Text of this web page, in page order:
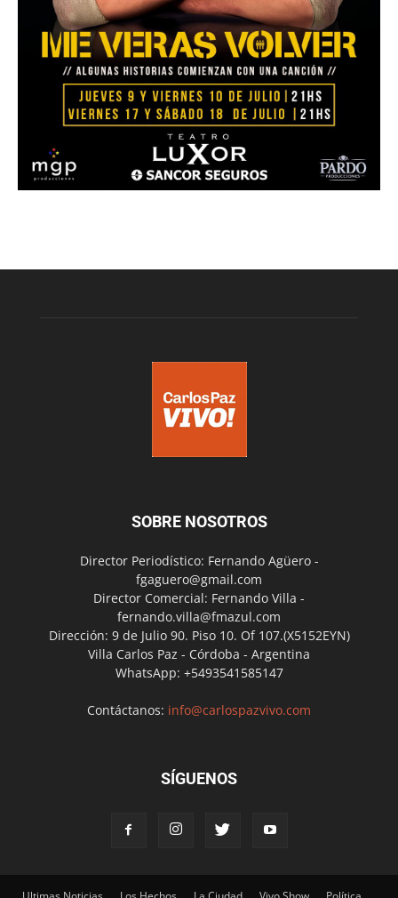
SOBRE NOSOTROS
Director Periodístico: Fernando Agüero -
fgaguero@gmail.com
Director Comercial: Fernando Villa -
fernando.villa@fmazul.com
Dirección: 9 de Julio 90. Piso 10. Of 107.(X5152EYN)
Villa Carlos Paz - Córdoba - Argentina
WhatsApp: +5493541585147
Contáctanos: info@carlospazvivo.com
SÍGUENOS